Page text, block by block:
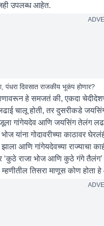
उपलब्ध आहेत.
पंधरा दिवसात राजकीय भूकंप होणार?
हे समजतं की, एकदा
चालू होती, तर दुसरीकडे
गांगेयदेव आणि जयसिंग तेलंग
यांना गोदावरीच्या काठावर
आणि गांगेयदेवच्या राज्याचा
‘कुठे राजा भोज आणि कुठे गंगे
तिसरा माणूस कोण होता